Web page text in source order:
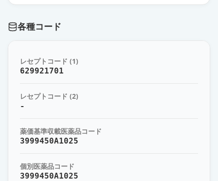
ザー
スキリージ皮下注150mgシリンジ
1mL
各種コード
レセプトコード (1)
629921701
レセプトコード (2)
-
薬価基準収載医薬品コード
3999450A1025
個別医薬品コード
3999450A1025